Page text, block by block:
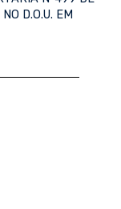
D.O.U. EM